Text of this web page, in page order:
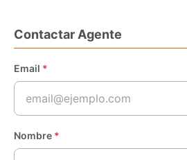
Contactar Agente
Email *
Nombre *